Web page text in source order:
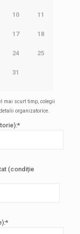
10 11
17 18
24 25
31
mai scurt timp, colegii
organizatorice.
*
(condiție
*